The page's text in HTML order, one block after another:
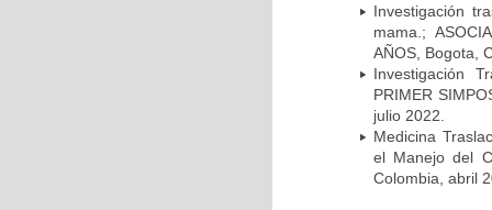
Investigación
mama.;
AÑOS, Bogota,
Investigación
PRIMER
julio 2022.
Medicina
el Manejo del
Colombia, abril